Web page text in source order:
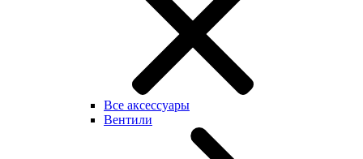
Все аксессуары
Вентили